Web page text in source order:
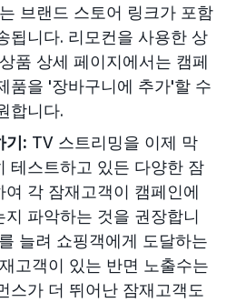
브랜드 스토어 링크가 포함
됩니다. 리모컨을 사용한 상
품 상세 페이지에서는 캠페
품을 '장바구니에 추가'할 수
합니다.
기: TV 스트리밍을 이제 막
테스트하고 있든 다양한 잠
각 잠재고객이 캠페인에
지 파악하는 것을 권장합니
늘려 쇼핑객에게 도달하는
고객이 있는 반면 노출수는
스가 더 뛰어난 잠재고객도